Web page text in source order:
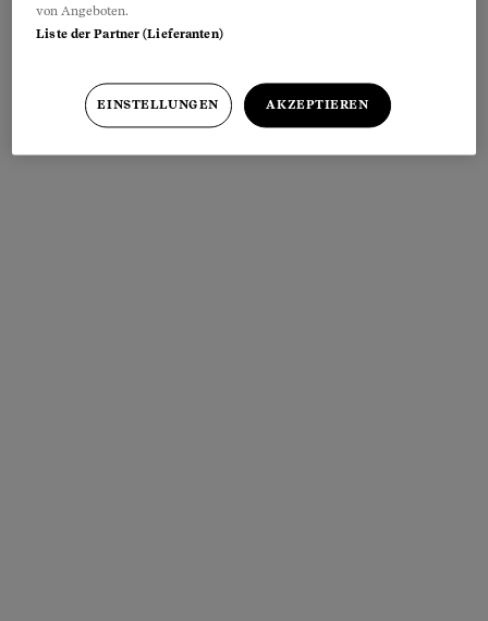
Meistgelesen
von Angeboten.
Liste der Partner (Lieferanten)
EINSTELLUNGEN AKZEPTIEREN